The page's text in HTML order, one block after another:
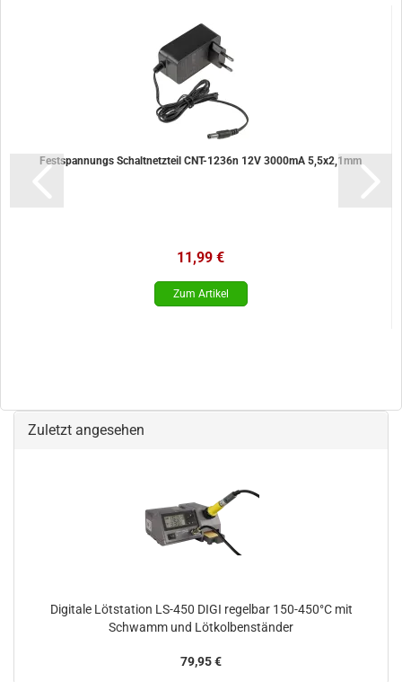
Festspannungs Schaltnetzteil CNT-1236n 12V 3000mA 5,5x2,1mm
11,99 €
Zuletzt angesehen
Digitale Lötstation LS-450 DIGI regelbar 150-450°C mit
Schwamm und Lötkolbenständer
79,95 €